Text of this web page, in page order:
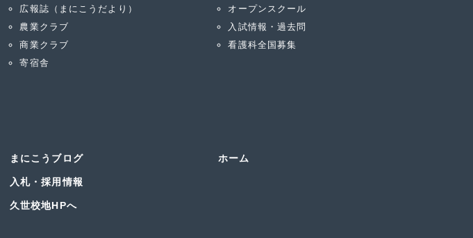
広報誌（まにこうだより）
農業クラブ
商業クラブ
寄宿舎
オープンスクール
入試情報・過去問
看護科全国募集
まにこうブログ
入札・採用情報
久世校地HPへ
ホーム